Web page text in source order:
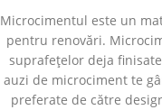
Microcimentul este un
pentru renovări.
suprafețelor deja
auzi de microciment te
preferate de către